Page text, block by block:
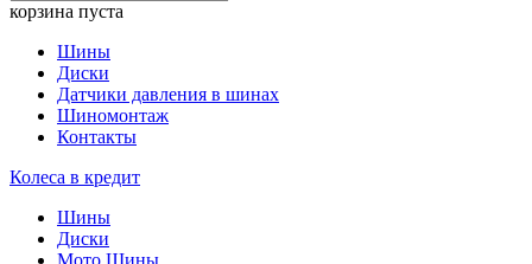
корзина пуста
Шины
Диски
Датчики давления в шинах
Шиномонтаж
Контакты
Колеса в кредит
Шины
Диски
Мото Шины